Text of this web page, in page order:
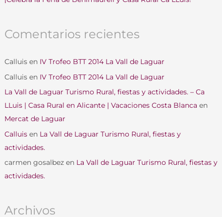
Comentarios recientes
Calluisen IV Trofeo BTT 2014 La Vall de Laguar
Calluisen IV Trofeo BTT 2014 La Vall de Laguar
La Vall de Laguar Turismo Rural, fiestas y actividades. – Ca
LLuis | Casa Rural en Alicante | Vacaciones Costa Blanca en
Mercat de Laguar
Calluisen La Vall de Laguar Turismo Rural, fiestas y
actividades.
carmen gosalbezen La Vall de Laguar Turismo Rural, fiestas y
actividades.
Archivos